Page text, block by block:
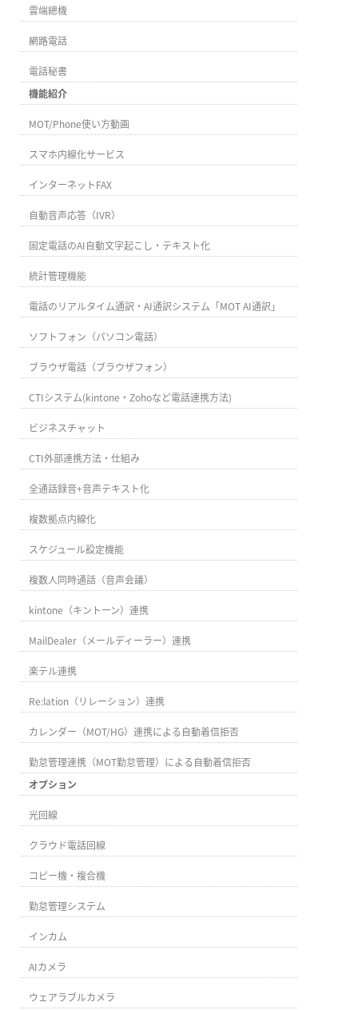
雲端總機
網路電話
電話秘書
機能紹介
MOT/Phone使い方動画
スマホ内線化サービス
インターネットFAX
自動音声応答（IVR）
固定電話のAI自動文字起こし・テキスト化
統計管理機能
電話のリアルタイム通訳・AI通訳システム「MOT AI通訳」
ソフトフォン（パソコン電話）
ブラウザ電話（ブラウザフォン）
CTIシステム(kintone・Zohoなど電話連携方法)
ビジネスチャット
CTI外部連携方法・仕組み
全通話録音+音声テキスト化
複数拠点内線化
スケジュール設定機能
複数人同時通話（音声会議）
kintone（キントーン）連携
MailDealer（メールディーラー）連携
楽テル連携
Re:lation（リレーション）連携
カレンダー（MOT/HG）連携による自動着信拒否
勤怠管理連携（MOT勤怠管理）による自動着信拒否
オプション
光回線
クラウド電話回線
コピー機・複合機
勤怠管理システム
インカム
AIカメラ
ウェアラブルカメラ